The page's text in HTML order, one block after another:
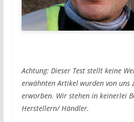
Achtung: Dieser Test stellt keine
erwähnten Artikel wurden von uns
erworben. Wir stehen in keinerlei
Herstellern/ Händler.